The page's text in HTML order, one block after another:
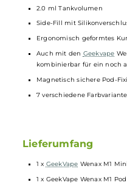
Ausgangsleistung: max.
Ausgangsspannung: 3.2
Automatische
verwendeten Pods
Widerständen von 0.8
Transparentes Pod-
2.0 ml Tankvolumen